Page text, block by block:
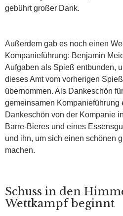
gebührt großer Dank.
Außerdem gab es noch einen
Kompanieführung: Benjamin
Aufgaben als Spieß entbunden,
dieses Amt vom vorherigen
übernommen. Als Dankeschön
gemeinsamen Kompanieführung
Dankeschön von der Kompanie
Barre-Bieres und eines
und ihn, um sich einen schönen
machen.
Schuss in den
Wettkampf beginnt